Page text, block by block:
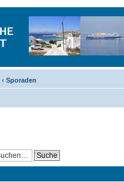
‹ Sporaden